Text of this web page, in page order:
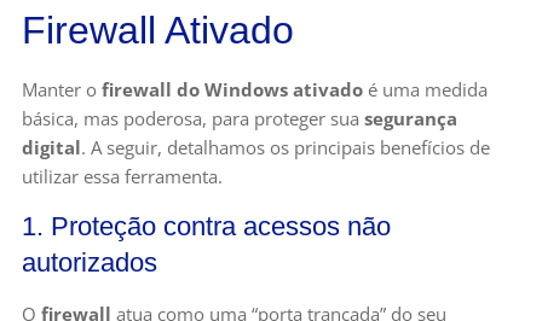
Firewall Ativado
Manter o firewall do Windows ativadoé uma medida
básica, mas poderosa, para proteger sua segurança
digital. A seguir, detalhamos os principais benefícios de
utilizar essa ferramenta.
1. Proteção contra acessos não
autorizados
O firewall atua como uma “porta trancada” do seu